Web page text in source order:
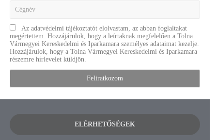
Az adatvédelmi tájékoztatót elolvastam, az abban foglaltakat
megértettem. Hozzájárulok, hogy a leírtaknak megfelelően a Tolna
Vármegyei Kereskedelmi és Iparkamara személyes adataimat kezelje.
Hozzájárulok, hogy a Tolna Vármegyei Kereskedelmi és Iparkamara
részemre hírlevelet küldjön.
ELÉRHETŐSÉGEK